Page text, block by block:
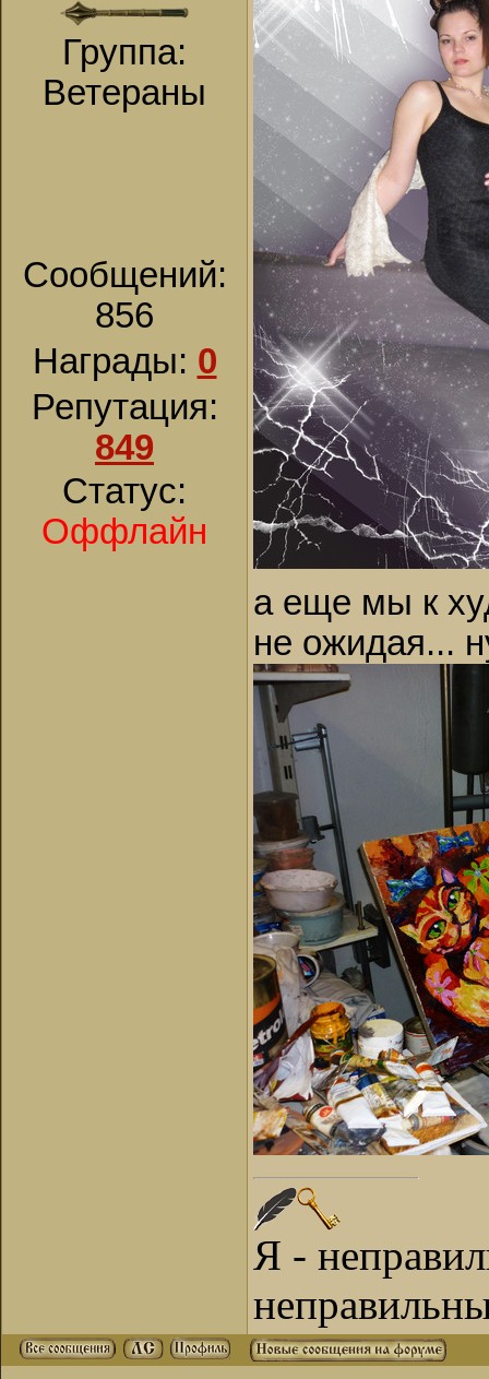
Группа:
Ветераны
Сообщений:
856
Награды: 0
Репутация:
849
Статус:
Оффлайн
а еще мы к
не ожидая...
Я -